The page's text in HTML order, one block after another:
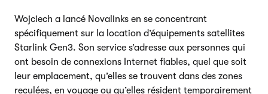
Wojciech a lancé Novalinks en se concentrant
spécifiquement sur la location d’équipements satellites
Starlink Gen3. Son service s’adresse aux personnes qui
ont besoin de connexions Internet fiables, quel que soit
leur emplacement, qu’elles se trouvent dans des zones
reculées, en voyage ou qu’elles résident temporairement